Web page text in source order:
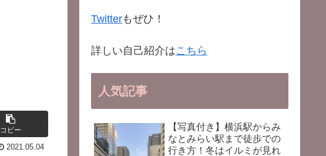
コピー
2021.05.04
Twitterもぜひ！
詳しい自己紹介はこちら
人気記事
【写真付き】横浜駅からみ
なとみらい駅まで徒歩での
行き方！冬はイルミが見れ